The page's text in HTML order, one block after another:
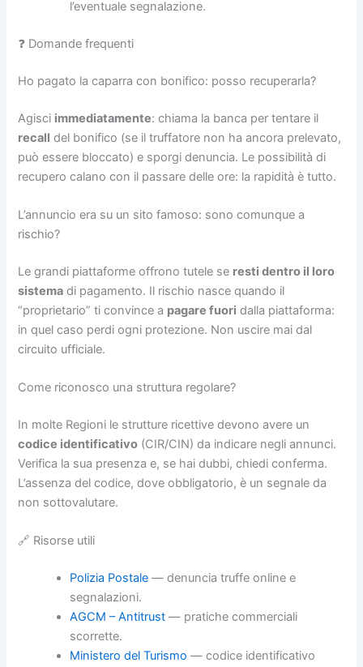
l’eventuale segnalazione.
❓ Domande frequenti
Ho pagato la caparra con bonifico: posso recuperarla?
Agisci immediatamente: chiama la banca per tentare il
recall del bonifico (se il truffatore non ha ancora prelevato,
può essere bloccato) e sporgi denuncia. Le possibilità di
recupero calano con il passare delle ore: la rapidità è tutto.
L’annuncio era su un sito famoso: sono comunque a
rischio?
Le grandi piattaforme offrono tutele se resti dentro il loro
sistema di pagamento. Il rischio nasce quando il
“proprietario” ti convince a pagare fuori dalla piattaforma:
in quel caso perdi ogni protezione. Non uscire mai dal
circuito ufficiale.
Come riconosco una struttura regolare?
In molte Regioni le strutture ricettive devono avere un
codice identificativo (CIR/CIN) da indicare negli annunci.
Verifica la sua presenza e, se hai dubbi, chiedi conferma.
L’assenza del codice, dove obbligatorio, è un segnale da
non sottovalutare.
🔗 Risorse utili
Polizia Postale — denuncia truffe online e
segnalazioni.
AGCM – Antitrust — pratiche commerciali
scorrette.
Ministero del Turismo — codice identificativo